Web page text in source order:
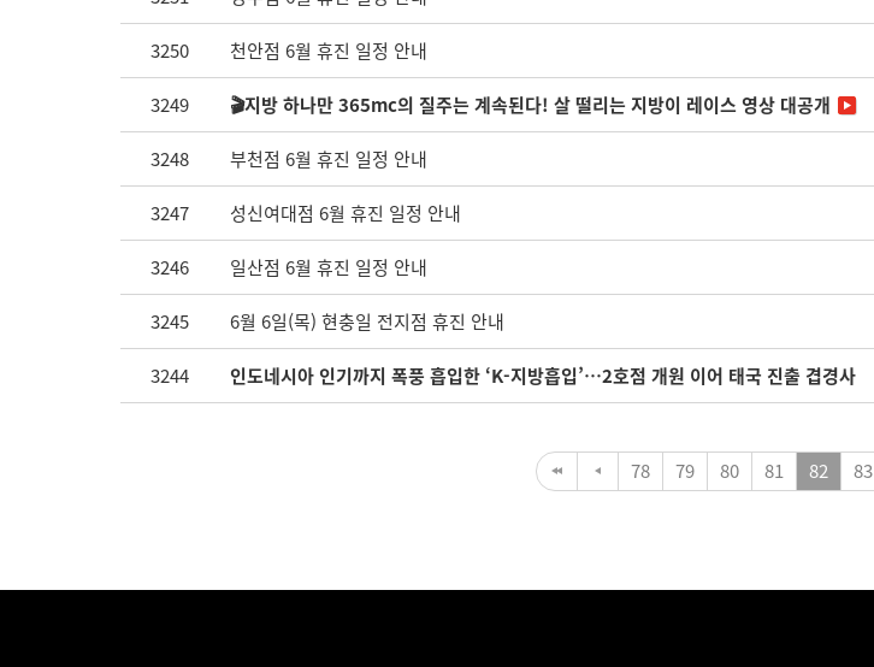
3250 천안점 6월 휴진 일정 안내
3249 🎬지방 하나만 365mc의 질주는 계속된다! 살 떨리는 지방이 레이스 영상 대공개
3248 부천점 6월 휴진 일정 안내
3247 성신여대점 6월 휴진 일정 안내
3246 일산점 6월 휴진 일정 안내
3245 6월 6일(목) 현충일 전지점 휴진 안내
3244 인도네시아 인기까지 폭풍 흡입한 ‘K-지방흡입’…2호점 개원 이어 태국 진출 겹경사
78 79 80 81 82 83